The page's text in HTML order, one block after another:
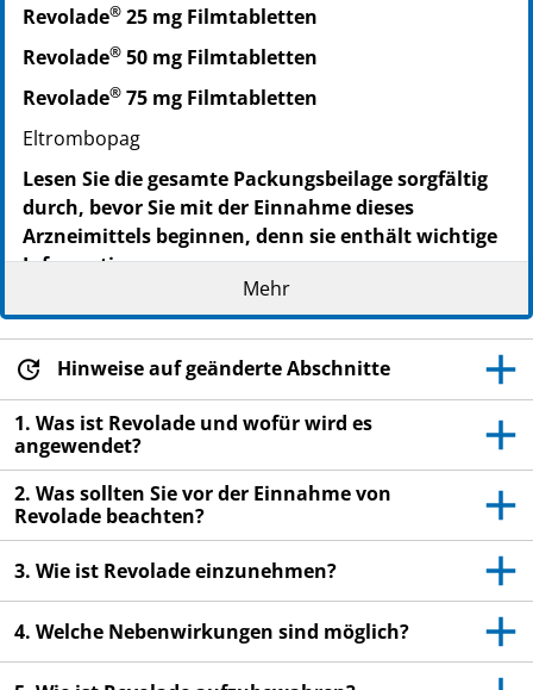
PPN: 111005033575
NTIN: 04150100503355
PZN: 10050341
PPN: 111005034141
NTIN: 04150100503416
Revolade® 25 mg Filmtabletten
Revolade® 50 mg Filmtabletten
Revolade® 75 mg Filmtabletten
Eltrombopag
Lesen Sie die gesamte Packungsbeilage sorgfältig
durch, bevor Sie mit der Einnahme dieses
Arzneimittels beginnen, denn sie enthält wichtige
Informationen.
Heben Sie die Packungsbeilage auf. Vielleicht
möchten Sie diese später nochmals lesen.
Wenn Sie weitere Fragen haben, wenden Sie sich
Dieses Arzneimittel wurde Ihnen persönlich
verschrieben. Geben Sie es nicht an Dritte weiter.
Es kann anderen Menschen schaden, auch wenn
diese die gleichen Beschwerden haben wie Sie.
Wenn Sie Nebenwirkungen bemerken, wenden Sie
sich an Ihren Arzt oder Apotheker. Dies gilt auch
Packungsbeilage angegeben sind. Siehe Abschnitt
Mehr
Hinweise auf geänderte Abschnitte
1. Was ist Revolade und wofür wird es
angewendet?
2. Was sollten Sie vor der Einnahme von
Revolade beachten?
3. Wie ist Revolade einzunehmen?
4. Welche Nebenwirkungen sind möglich?